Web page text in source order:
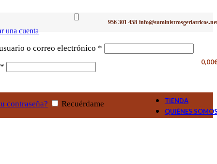
956 301 458
una cuenta
o correo electrónico *
*
contraseña? Recuérdame
0,00
TIENDA
QUIÉNES